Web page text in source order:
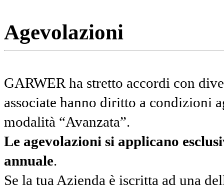
Agevolazioni
GARWER ha stretto accordi con
associate hanno diritto a condizioni
modalità “Avanzata”.
Le agevolazioni si applicano
annuale.
Se la tua Azienda è iscritta ad una